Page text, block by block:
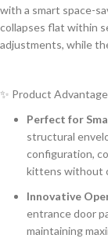
with a smart space-
collapses flat within
adjustments, while
✨ Product
Perfect for
structural
configuration,
kittens without
Innovative
entrance door
maintaining